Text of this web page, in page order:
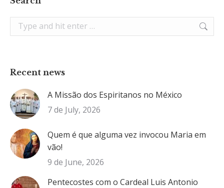
Search:
Recent news
A Missão dos Espiritanos no México
7 de July, 2026
Quem é que alguma vez invocou Maria em
vão!
9 de June, 2026
Pentecostes com o Cardeal Luis Antonio